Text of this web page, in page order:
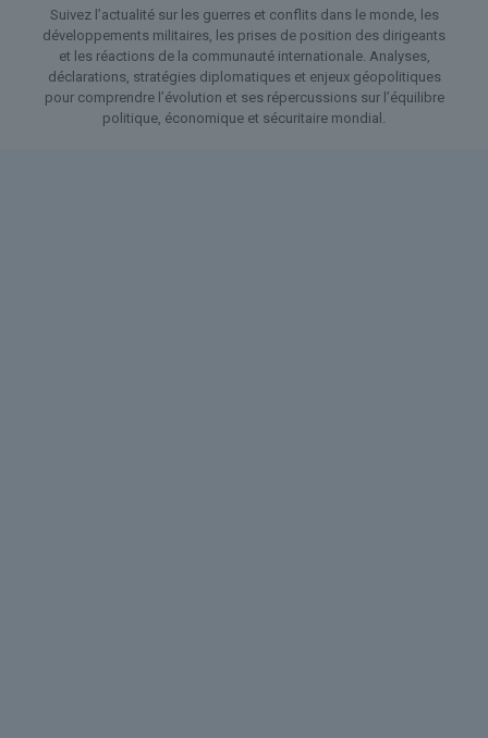
Suivez l’actualité sur les guerres et conflits dans le monde, les
développements militaires, les prises de position des dirigeants
et les réactions de la communauté internationale. Analyses,
déclarations, stratégies diplomatiques et enjeux géopolitiques
pour comprendre l’évolution et ses répercussions sur l’équilibre
politique, économique et sécuritaire mondial.